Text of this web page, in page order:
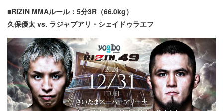
■RIZIN MMAルール：5分3R（66.0kg）
久保優太 vs. ラジャブアリ・シェイドゥラエフ